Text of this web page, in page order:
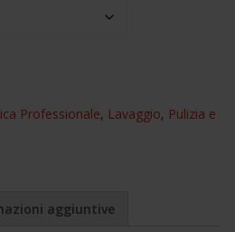
Professionale, Lavaggio, Pulizia e
aggiuntive